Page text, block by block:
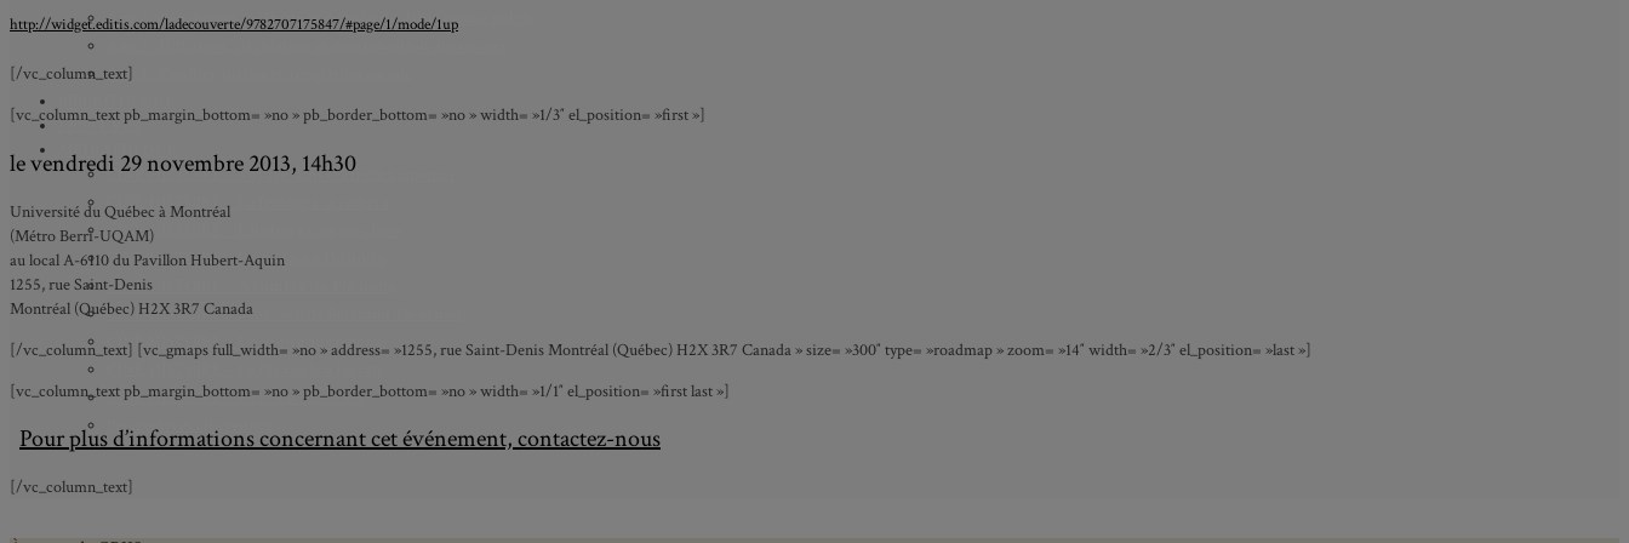
Axe 2 : Réputation, célébrité et popularité dans l’espace public
Axe 4 : Conflits, justice et régulation sociale
LECTURES
MÉDIATHÈQUE
CINÉ-HISTOIRE – Voyage dans le cinéma japonais
CINÉ-HISTOIRE – La femme à la caméra
CINÉ-HISTOIRE – L’histoire comme chaos
CINÉ-HISTOIRE – Rome face à l’histoire
CINÉ-HISTOIRE – À l’ombre du 19e siècle
CINÉ-HISTOIRE – Sous l’œil de Bertrand Tavernier
CINÉ-HISTOIRE – L’histoire au tribunal
CINÉ-HISTOIRE – Kubrick historien
Perspectives citoyennes
http://widget.editis.com/ladecouverte/9782707175847/#page/1/mode/1up
[/vc_column_text]
[vc_column_text pb_margin_bottom= »no » pb_border_bottom= »no » width= »1/3″ el_position= »first »]
le vendredi 29 novembre 2013, 14h30
Université du Québec à Montréal
(Métro Berri-UQAM)
au local A-6110 du Pavillon Hubert-Aquin
1255, rue Saint-Denis
Montréal (Québec) H2X 3R7 Canada
[/vc_column_text] [vc_gmaps full_width= »no » address= »1255, rue Saint-Denis Montréal (Québec) H2X 3R7 Canada » size= »300″ type= »roadmap » zoom= »14″ width= »2/3″ el_position= »last »]
[vc_column_text pb_margin_bottom= »no » pb_border_bottom= »no » width= »1/1″ el_position= »first last »]
Pour plus d’informations concernant cet événement, contactez-nous
[/vc_column_text]